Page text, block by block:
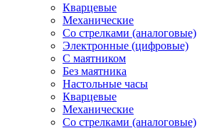
Кварцевые
Механические
Со стрелками (аналоговые)
Электронные (цифровые)
С маятником
Без маятника
Настольные часы
Кварцевые
Механические
Со стрелками (аналоговые)